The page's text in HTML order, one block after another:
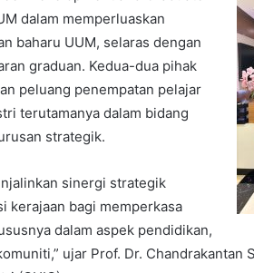
dalam memperluaskan
baharu UUM, selaras dengan
graduan. Kedua-dua pihak
peluang penempatan pelajar
terutamanya dalam bidang
strategik.
sinergi strategik
kerajaan bagi memperkasa
dalam aspek pendidikan,
ujar Prof. Dr. Chandrakantan